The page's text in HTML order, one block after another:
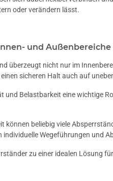
oder verändern lässt.
und Außenbereiche
überzeugt nicht nur im
sicheren Halt auch auf
und Belastbarkeit eine wichtige
können beliebig viele
Wegeführungen und
zu einer idealen Lösung